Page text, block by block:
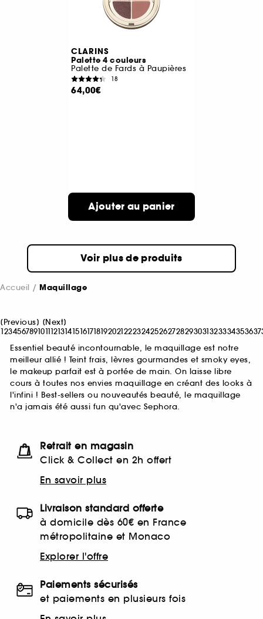
CLARINS
Palette 4 couleurs
Palette de Fards à Paupières
18
64,00€
Ajouter au panier
Voir plus de produits
Accueil Maquillage
[Previous] [Next]
12345678910111213141516171819202122232425262728293031323334353637
Essentiel beauté incontournable, le maquillage est notre
meilleur allié ! Teint frais, lèvres gourmandes et smoky eyes,
le makeup parfait est à portée de main. On laisse libre
cours à toutes nos envies maquillage en créant des looks à
l'infini ! Best-sellers ou nouveautés beauté, le maquillage
n'a jamais été aussi fun qu'avec Sephora.
Retrait en magasin
Click & Collect en 2h offert
En savoir plus
Livraison standard offerte
à domicile dès 60€ en France
métropolitaine et Monaco
Explorer l'offre
Paiements sécurisés
et paiements en plusieurs fois